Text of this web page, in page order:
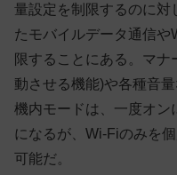
量設定を制限するのに対
たモバイルデータ通信や
限することにある。マ
動させる機能)や各種音
機内モードは、一度オン
になるが、Wi-Fiのみを
可能だ。